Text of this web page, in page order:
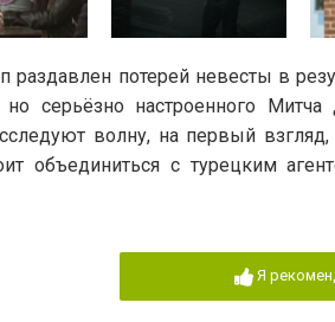
потерей невесты в
серьёзно настроенного
волну, на первый
объединиться с турецким
Я